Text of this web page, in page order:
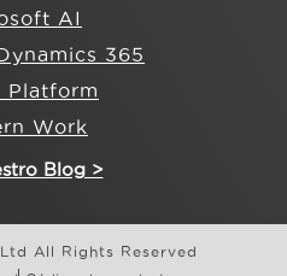
AI
365
Platform
Work
Blog >
All Rights Reserved